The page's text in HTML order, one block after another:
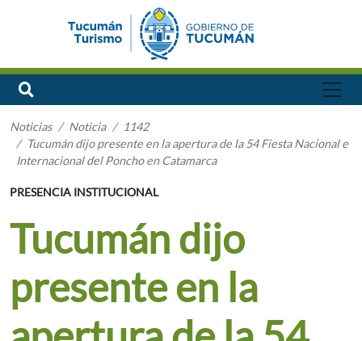
Noticias Noticia
1142
Tucumán dijo presente en la apertura de la 54 Fiesta Nacional e
Internacional del Poncho en Catamarca
PRESENCIA INSTITUCIONAL
Tucumán dijo
presente en la